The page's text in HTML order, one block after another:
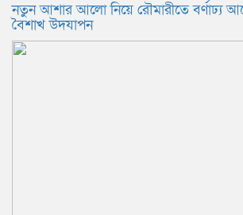
নতুন আশার আলো নিয়ে রৌমারীতে বর্ণাঢ্য
বৈশাখ উদযাপন